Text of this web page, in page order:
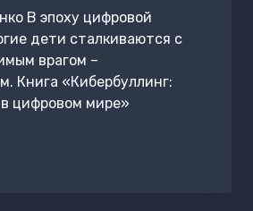
В эпоху цифровой
дети сталкиваются с
врагом –
Книга «Кибербуллинг:
цифровом мире»